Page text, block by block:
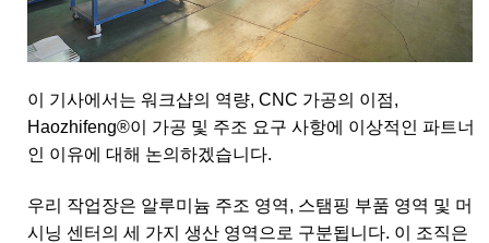
이 기사에서는 워크샵의 역량, CNC 가공의 이점,
Haozhifeng®이 가공 및 주조 요구 사항에 이상적인 파트너
인 이유에 대해 논의하겠습니다.
우리 작업장은 알루미늄 주조 영역, 스탬핑 부품 ​​영역 및 머
시닝 센터의 세 가지 생산 영역으로 구분됩니다. 이 조직은